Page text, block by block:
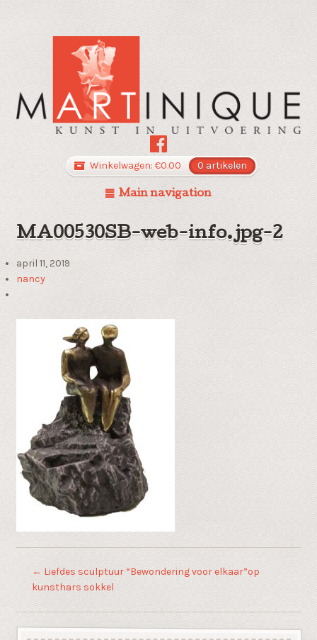
Winkelwagen: €0.00 0 artikelen
Main navigation
MA00530SB-web-info.jpg-2
april 11, 2019
nancy
← Liefdes sculptuur “Bewondering voor elkaar”op
kunsthars sokkel